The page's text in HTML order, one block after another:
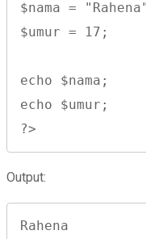
$nama =
$umur = 17;
echo $nama;
echo $umur;
?>
Output:
Rahena